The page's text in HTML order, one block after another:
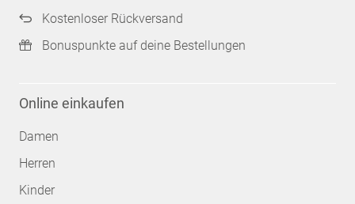
Kostenloser Rückversand
Bonuspunkte auf deine Bestellungen
Online einkaufen
Damen
Herren
Kinder